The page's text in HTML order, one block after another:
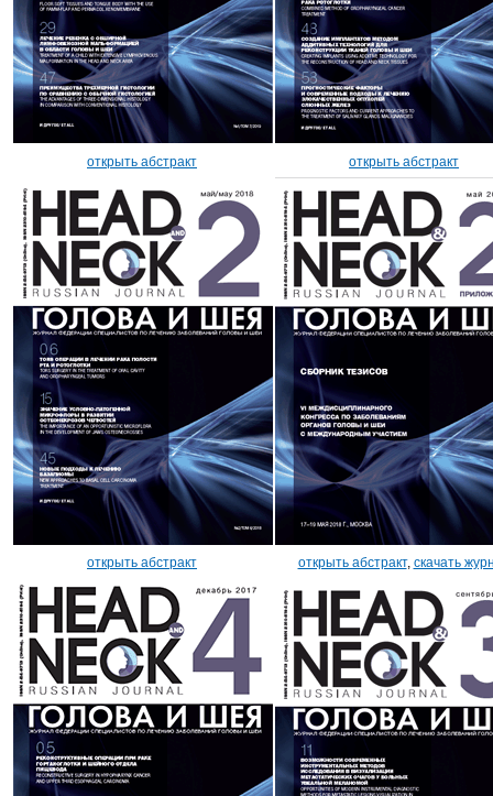
открыть абстракт открыть абстракт
открыть абстракт открыть абстракт, скачать